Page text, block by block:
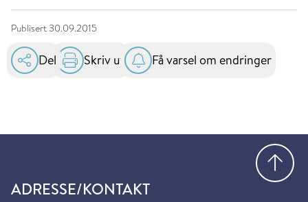
Publisert 30.09.2015
Del Skriv ut Få varsel om endringer
ADRESSE/KONTAKT